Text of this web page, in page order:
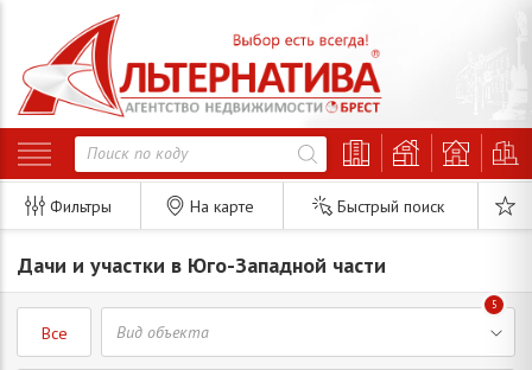
Фильтры На карте Быстрый поиск
Дачи и участки в Юго-Западной части
Все
5